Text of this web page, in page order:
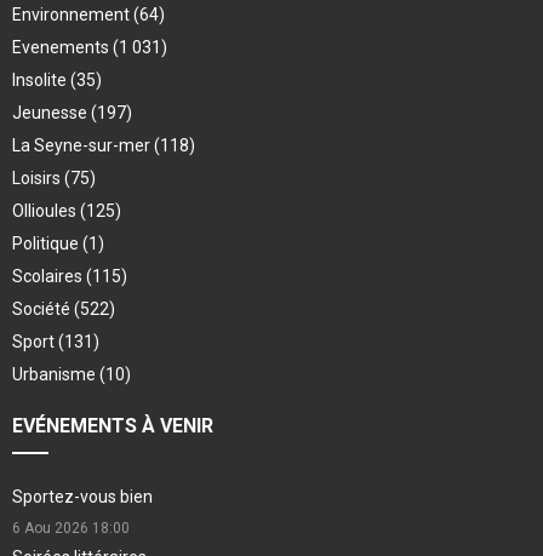
Environnement(64)
Evenements (1 031)
Insolite (35)
Jeunesse (197)
La Seyne-sur-mer(118)
Loisirs (75)
Ollioules (125)
Politique (1)
Scolaires (115)
Société (522)
Sport(131)
Urbanisme (10)
EVÉNEMENTS À VENIR
Sportez-vous bien
6 Aou 2026 18:00